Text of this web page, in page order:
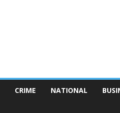
CRIME NATIONAL